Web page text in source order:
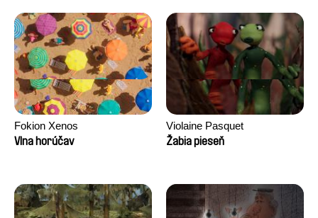
Fokion Xenos
Vlna horúčav
Violaine Pasquet
Žabia pieseň